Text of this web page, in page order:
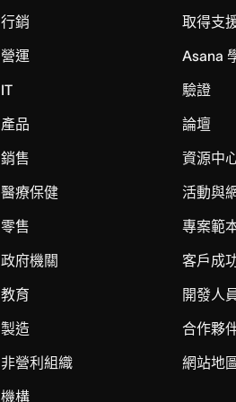
行銷
營運
IT
產品
銷售
醫療保健
零售
政府機關
教育
製造
非營利組織
機構
取得支
Asana
驗證
論壇
資源中
活動與
專案範
客戶成
開發人
合作夥
網站地